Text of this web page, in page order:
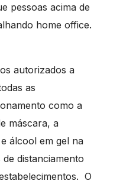
pessoas acima de
home office.
autorizados a
as
como a
máscara, a
álcool em gel na
distanciamento
O